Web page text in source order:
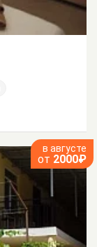
в августе
от 2000₽